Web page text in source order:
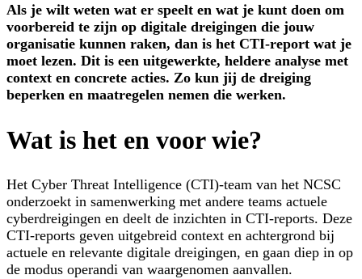
Als je wilt weten wat er speelt en wat je kunt doen om
voorbereid te zijn op digitale dreigingen die jouw
organisatie kunnen raken, dan is het CTI-report wat je
moet lezen. Dit is een uitgewerkte, heldere analyse met
context en concrete acties. Zo kun jij de dreiging
beperken en maatregelen nemen die werken.
Wat is het en voor wie?
Het Cyber Threat Intelligence (CTI)-team van het NCSC
onderzoekt in samenwerking met andere teams actuele
cyberdreigingen en deelt de inzichten in CTI-reports. Deze
CTI-reports geven uitgebreid context en achtergrond bij
actuele en relevante digitale dreigingen, en gaan diep in op
de modus operandi van waargenomen aanvallen.